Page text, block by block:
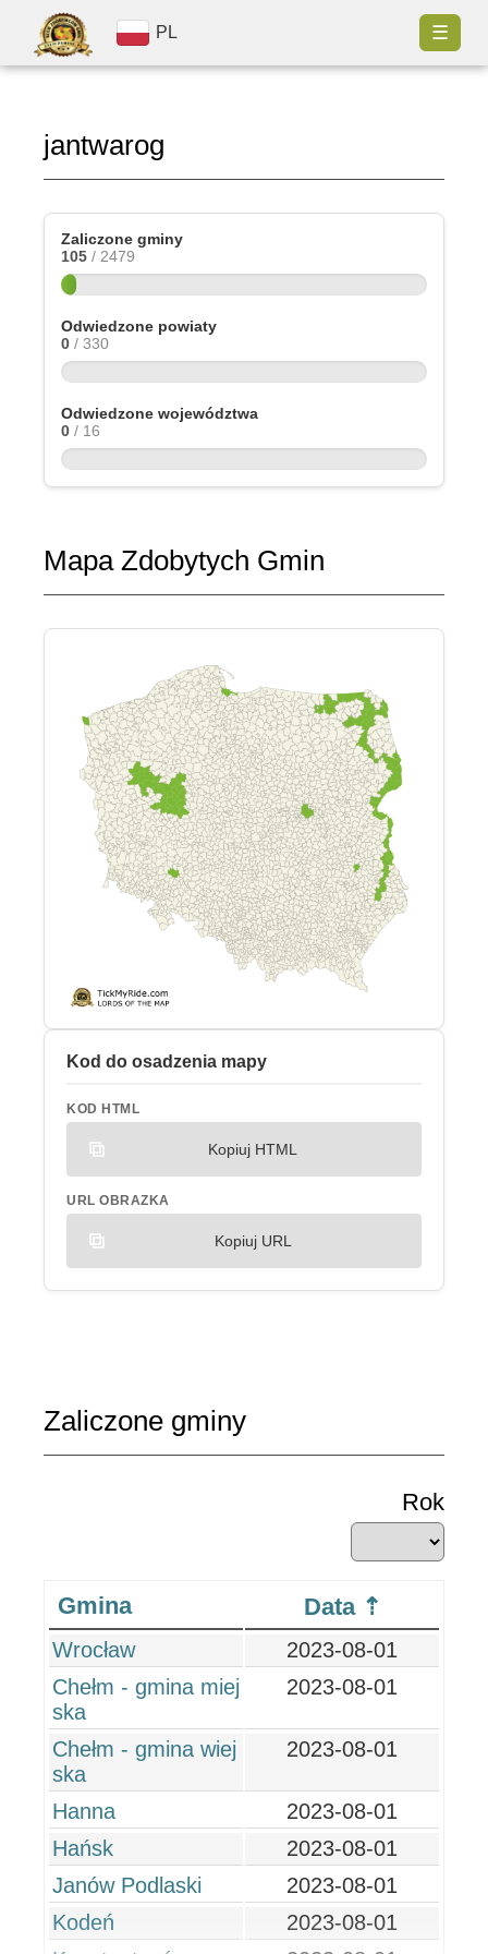
PL ☰
jantwarog
Zaliczone gminy
105 / 2479
Odwiedzone powiaty
0 / 330
Odwiedzone województwa
0 / 16
Mapa Zdobytych Gmin
Kod do osadzenia mapy
KOD HTML
Kopiuj HTML
URL OBRAZKA
Kopiuj URL
Zaliczone gminy
Rok
Gmina Data
Wrocław
2023-08-01
Chełm - gmina miej
ska
2023-08-01
Chełm - gmina wiej
ska
2023-08-01
Hanna
2023-08-01
Hańsk
2023-08-01
Janów Podlaski
2023-08-01
Kodeń
2023-08-01